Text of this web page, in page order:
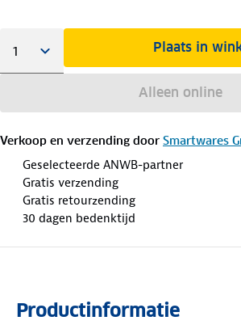
Plaats in
Alleen online
Verkoop en verzending door Smartwares
Geselecteerde ANWB-partner
Gratis verzending
Gratis retourzending
30 dagen bedenktijd
Productinformatie